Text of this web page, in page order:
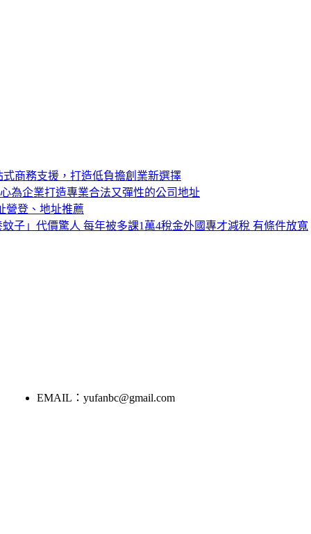
商務支援，打造低負擔創業新選擇
為企業打造專業合法又彈性的公司地址
營登、地址推薦
子」代價驚人 每年被多課1萬4稅金外國專才減稅 有條件放寬
EMAIL：yufanbc@gmail.com